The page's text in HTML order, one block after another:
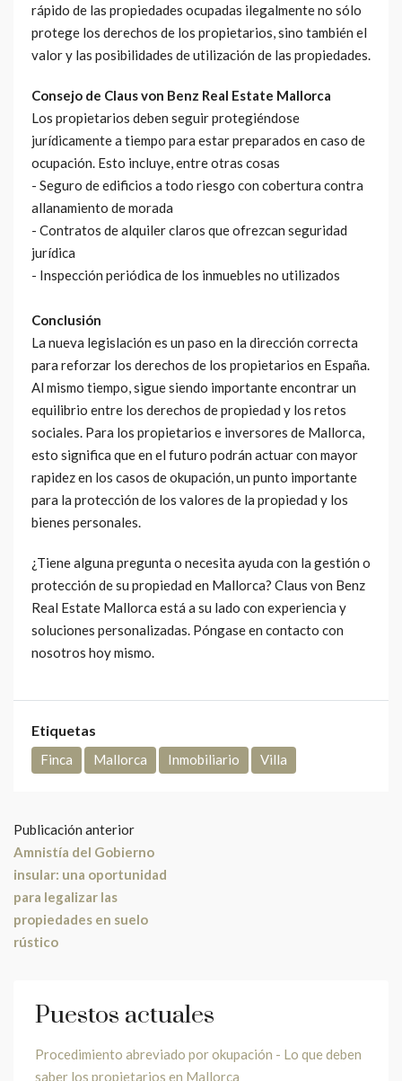
rápido de las propiedades ocupadas ilegalmente no sólo
protege los derechos de los propietarios, sino también el
valor y las posibilidades de utilización de las propiedades.
Consejo de Claus von Benz Real Estate Mallorca
Los propietarios deben seguir protegiéndose
jurídicamente a tiempo para estar preparados en caso de
ocupación. Esto incluye, entre otras cosas
- Seguro de edificios a todo riesgo con cobertura contra
allanamiento de morada
- Contratos de alquiler claros que ofrezcan seguridad
jurídica
- Inspección periódica de los inmuebles no utilizados
Conclusión
La nueva legislación es un paso en la dirección correcta
para reforzar los derechos de los propietarios en España.
Al mismo tiempo, sigue siendo importante encontrar un
equilibrio entre los derechos de propiedad y los retos
sociales. Para los propietarios e inversores de Mallorca,
esto significa que en el futuro podrán actuar con mayor
rapidez en los casos de okupación, un punto importante
para la protección de los valores de la propiedad y los
bienes personales.
¿Tiene alguna pregunta o necesita ayuda con la gestión o
protección de su propiedad en Mallorca? Claus von Benz
Real Estate Mallorca está a su lado con experiencia y
soluciones personalizadas. Póngase en contacto con
nosotros hoy mismo.
Etiquetas
Finca Mallorca Inmobiliario Villa
Publicación anterior
Amnistía del Gobierno
insular: una oportunidad
para legalizar las
propiedades en suelo
rústico
Puestos actuales
Procedimiento abreviado por okupación - Lo que deben
saber los propietarios en Mallorca